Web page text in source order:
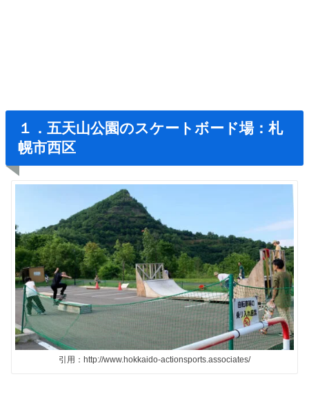
１．五天山公園のスケートボード場：札
幌市西区
引用：http://www.hokkaido-actionsports.associates/